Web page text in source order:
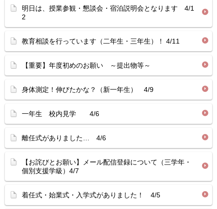
明日は、授業参観・懇談会・宿泊説明会となります 4/1
2
教育相談を行っています（二年生・三年生）！ 4/11
【重要】年度初めのお願い ～提出物等～
身体測定！伸びたかな？（新一年生） 4/9
一年生 校内見学 4/6
離任式がありました… 4/6
【お詫びとお願い】メール配信登録について（三学年・
個別支援学級）4/7
着任式・始業式・入学式がありました！ 4/5